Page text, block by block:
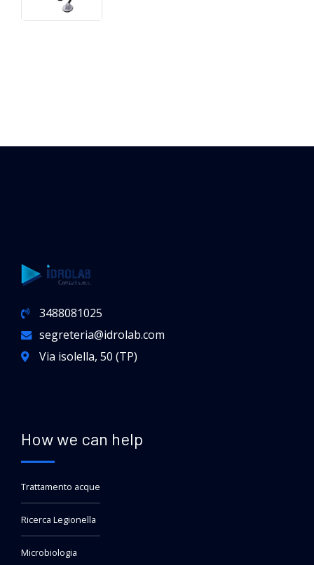
3488081025
segreteria@idrolab.com
Via isolella, 50 (TP)
How we can help
Trattamento acque
Ricerca Legionella
Microbiologia